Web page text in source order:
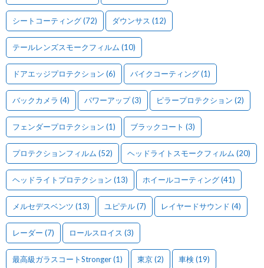
シートコーティング(72) ダウンサス (12)
テールレンズスモークフィルム (10)
ドアエッジプロテクション (6) バイクコーティング(1)
バックカメラ (4) パワーアップ(3) ピラープロテクション (2)
フェンダープロテクション (1) ブラックコート (3)
プロテクションフィルム (52) ヘッドライトスモークフィルム (20)
ヘッドライトプロテクション (13) ホイールコーティング(41)
メルセデスベンツ (13) ユピテル(7) レイヤードサウンド (4)
レーダー (7) ロールスロイス (3)
最高級ガラスコートStronger(1) 東京(2) 車検 (19)